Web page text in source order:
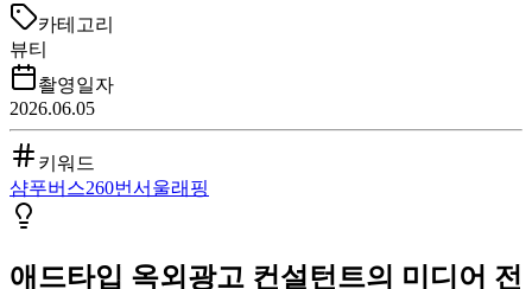
카테고리
뷰티
촬영일자
2026.06.05
키워드
샴푸버스260번서울래핑
애드타입 옥외광고 컨설턴트의 미디어 전